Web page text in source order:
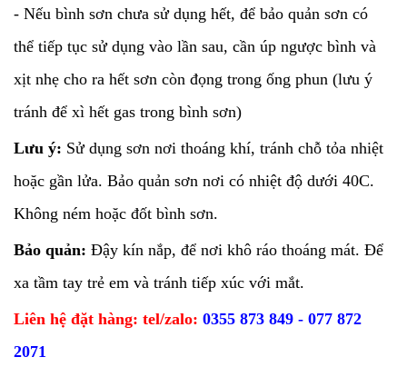
- Nếu bình sơn chưa sử dụng hết, để bảo quản sơn có
thể tiếp tục sử dụng vào lần sau, cần úp ngược bình và
xịt nhẹ cho ra hết sơn còn đọng trong ống phun (lưu ý
tránh để xì hết gas trong bình sơn)
Lưu ý: Sử dụng sơn nơi thoáng khí, tránh chỗ tỏa nhiệt
hoặc gần lửa. Bảo quản sơn nơi có nhiệt độ dưới 40C.
Không ném hoặc đốt bình sơn.
Bảo quản: Đậy kín nắp, để nơi khô ráo thoáng mát. Để
xa tầm tay trẻ em và tránh tiếp xúc với mắt.
Liên hệ đặt hàng: tel/zalo: 0355 873 849 - 077 872
2071